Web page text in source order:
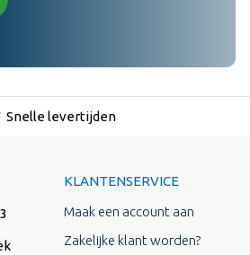
Snelle levertijden
KLANTENSERVICE
Maak een account aan
Zakelijke klant worden?